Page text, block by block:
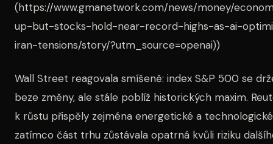
(https://www.gmanetwork.com/news/money/
up-but-stocks-hold-near-record-highs-as-ai-
iran-tensions/story/?utm_source=openai))
Wall Street reagovala smíšeně: index S&P 500 se
beze změny, ale stále poblíž historických maxim.
k růstu přispěly zejména energetické a
zatímco část trhu zůstávala opatrná kvůli riziku